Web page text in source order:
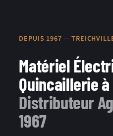
DEPUIS 1967 —
Matériel
Quincaillerie
Distributeur
1967